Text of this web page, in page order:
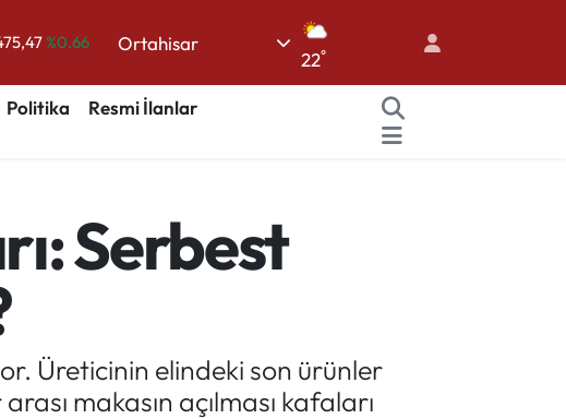
%0.05
%0.18
Ortahisar
22°
Politika
Resmi İlanlar
Serbest
Üreticinin elindeki son ürünler
makasın açılması kafaları